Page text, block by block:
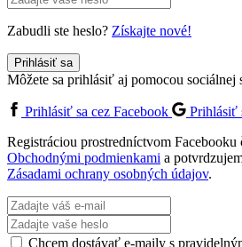
Zabudli ste heslo? Získajte nové!
Prihlásiť sa
Môžete sa prihlásiť aj pomocou sociálnej
Prihlásiť sa cez Facebook
Prihlásiť
Registráciou prostredníctvom Facebooku
Obchodnými podmienkami a
Zásadami ochrany osobných údajov.
Chcem dostávať e-maily s